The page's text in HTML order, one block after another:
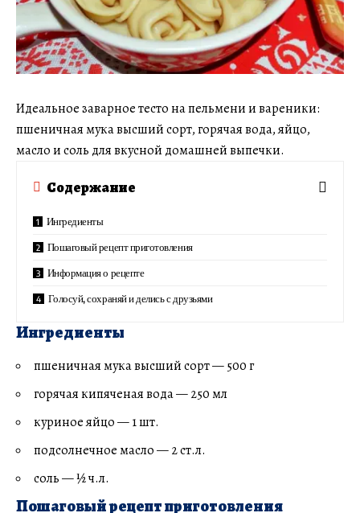
Идеальное заварное тесто на пельмени и вареники:
пшеничная мука высший сорт, горячая вода, яйцо,
масло и соль для вкусной домашней выпечки.
Содержание
Ингредиенты
Пошаговый рецепт приготовления
Информация о рецепте
Голосуй, сохраняй и делись с друзьями
Ингредиенты
пшеничная мука высший сорт — 500 г
горячая кипяченая вода — 250 мл
куриное яйцо — 1 шт.
подсолнечное масло — 2 ст.л.
соль — ½ ч.л.
Пошаговый рецепт приготовления